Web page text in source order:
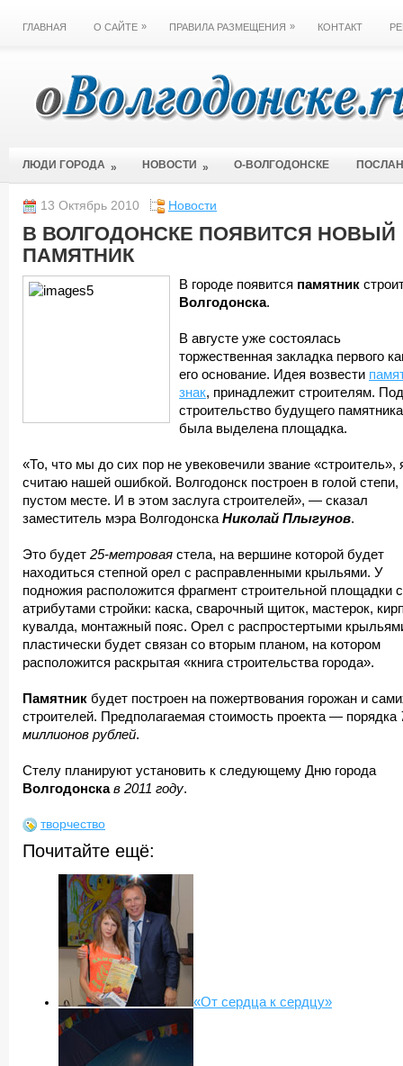
ГЛАВНАЯ О САЙТЕ » ПРАВИЛА РАЗМЕЩЕНИЯ » КОНТАКТ
ЛЮДИ ГОРОДА » НОВОСТИ » О-ВОЛГОДОНСКЕ
13 Октябрь 2010 Новости
В ВОЛГОДОНСКЕ ПОЯВИТСЯ НОВЫЙ
ПАМЯТНИК
В городе появится памятник
Волгодонска.
В августе уже состоялась
торжественная закладка первого
его основание. Идея возвести
знак, принадлежит строителям. Под
строительство будущего памятника
была выделена площадка.
«То, что мы до сих пор не увековечили звание «строитель»,
считаю нашей ошибкой. Волгодонск построен в голой степи,
пустом месте. И в этом заслуга строителей», — сказал
заместитель мэра Волгодонска Николай Плыгунов.
Это будет 25-метровая стела, на вершине которой будет
находиться степной орел с расправленными крыльями. У
подножия расположится фрагмент строительной площадки с
атрибутами стройки: каска, сварочный щиток, мастерок,
кувалда, монтажный пояс. Орел с распростертыми
пластически будет связан со вторым планом, на котором
расположится раскрытая «книга строительства города».
Памятник будет построен на пожертвования горожан и
строителей. Предполагаемая стоимость проекта — порядка
миллионов рублей.
Стелу планируют установить к следующему Дню города
Волгодонска в 2011 году.
творчество
Почитайте ещё:
«От сердца к сердцу»